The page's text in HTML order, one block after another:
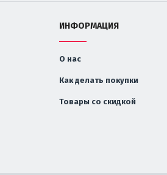
ИНФОРМАЦИЯ
О нас
Как делать покупки
Товары со скидкой